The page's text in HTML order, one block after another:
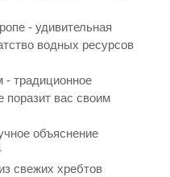
- удивительная
водных ресурсов
традиционное
поразит вас своим
объяснение
свежих хребтов